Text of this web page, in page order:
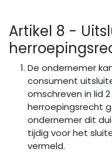
Artikel 8 -
De ondernemer
consument
omschreven in lid
herroepingsrecht
ondernemer dit
tijdig voor het
vermeld.